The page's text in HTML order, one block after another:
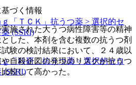
「ＴＣＫ」 抗うつ薬 > 選択的セ
(SSRI)
「科研」抗うつ薬 > 選択的セロ
(SSRI)
づく情報
施された大うつ病性障害等の精神
した、本剤を含む複数の抗うつ剤
験の検討結果において、２４歳以
自殺企図の発現のリスクが抗うつ
較して高かった。